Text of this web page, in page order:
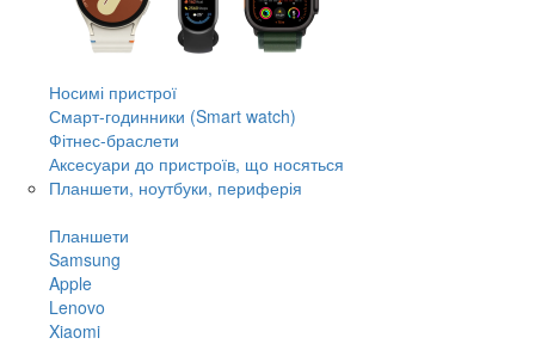
Носимі пристрої
Смарт-годинники (Smart watch)
Фітнес-браслети
Аксесуари до пристроїв, що носяться
Планшети, ноутбуки, периферія
Планшети
Samsung
Apple
Lenovo
Xiaomi